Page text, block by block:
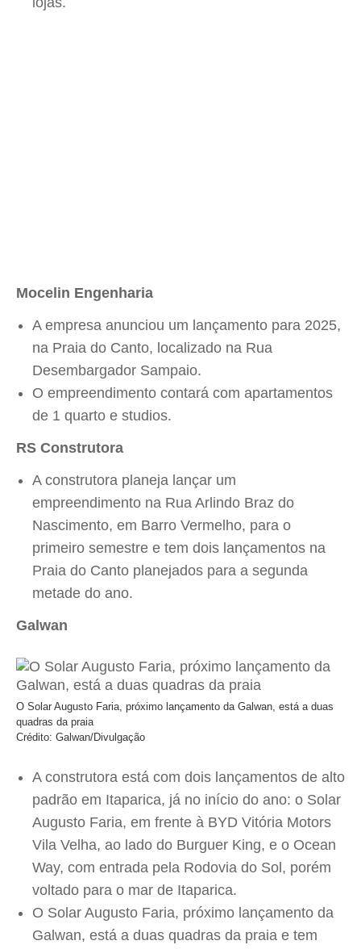
Mocelin Engenharia
A empresa anunciou um lançamento para 2025,
na Praia do Canto, localizado na Rua
Desembargador Sampaio.
O empreendimento contará com apartamentos
de 1 quarto e studios.
RS Construtora
A construtora planeja lançar um
empreendimento na Rua Arlindo Braz do
Nascimento, em Barro Vermelho, para o
primeiro semestre e tem dois lançamentos na
Praia do Canto planejados para a segunda
metade do ano.
Galwan
O Solar Augusto Faria, próximo lançamento da Galwan, está a duas
quadras da praia
Crédito: Galwan/Divulgação
A construtora está com dois lançamentos de alto
padrão em Itaparica, já no início do ano: o Solar
Augusto Faria, em frente à BYD Vitória Motors
Vila Velha, ao lado do Burguer King, e o Ocean
Way, com entrada pela Rodovia do Sol, porém
voltado para o mar de Itaparica.
O Solar Augusto Faria, próximo lançamento da
Galwan, está a duas quadras da praia e tem